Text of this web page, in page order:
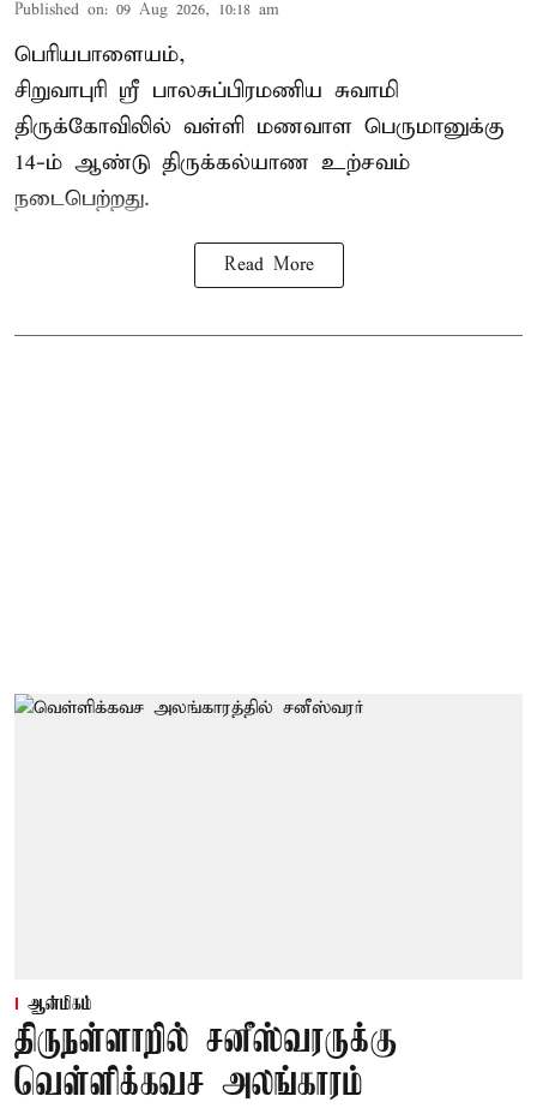
Published on: 09 Aug 2026, 10:18 am
பெரியபாளையம்,
சிறுவாபுரி ஸ்ரீ பாலசுப்பிரமணிய சுவாமி
திருக்கோவிலில் வள்ளி மணவாள பெருமானுக்கு
14-ம் ஆண்டு திருக்கல்யாண உற்சவம்
நடைபெற்றது.
Read More
ஆன்மிகம்
திருநள்ளாறில் சனீஸ்வரருக்கு
வெள்ளிக்கவச அலங்காரம்